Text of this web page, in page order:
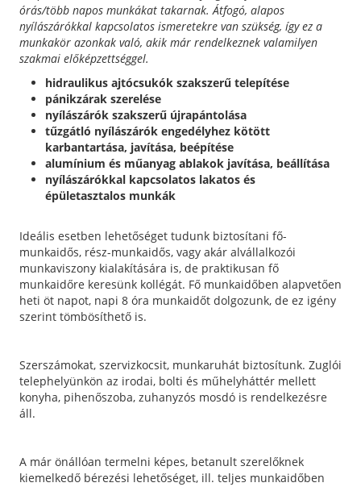
órás/több napos munkákat takarnak. Átfogó, alapos
nyílászárókkal kapcsolatos ismeretekre van szükség, így ez a
munkakör azonkak való, akik már rendelkeznek valamilyen
szakmai előképzettséggel.
hidraulikus ajtócsukók szakszerű telepítése
pánikzárak szerelése
nyílászárók szakszerű újrapántolása
tűzgátló nyílászárók engedélyhez kötött
karbantartása, javítása, beépítése
alumínium és műanyag ablakok javítása, beállítása
nyílászárókkal kapcsolatos lakatos és
épületasztalos munkák
Ideális esetben lehetőséget tudunk biztosítani fő-
munkaidős, rész-munkaidős, vagy akár alvállalkozói
munkaviszony kialakítására is, de praktikusan fő
munkaidőre keresünk kollégát. Fő munkaidőben alapvetően
heti öt napot, napi 8 óra munkaidőt dolgozunk, de ez igény
szerint tömbösíthető is.
Szerszámokat, szervizkocsit, munkaruhát biztosítunk. Zuglói
telephelyünkön az irodai, bolti és műhelyháttér mellett
konyha, pihenőszoba, zuhanyzós mosdó is rendelkezésre
áll.
A már önállóan termelni képes, betanult szerelőknek
kiemelkedő bérezési lehetőséget, ill. teljes munkaidőben